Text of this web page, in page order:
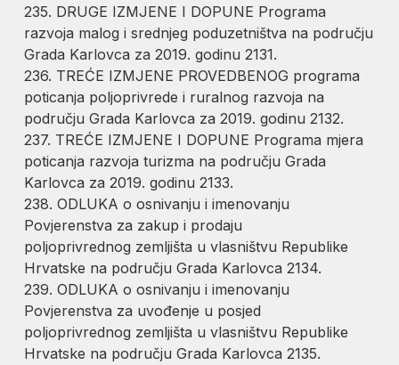
235. DRUGE IZMJENE I DOPUNE Programa
razvoja malog i srednjeg poduzetništva na području
Grada Karlovca za 2019. godinu 2131.
236. TREĆE IZMJENE PROVEDBENOG programa
poticanja poljoprivrede i ruralnog razvoja na
području Grada Karlovca za 2019. godinu 2132.
237. TREĆE IZMJENE I DOPUNE Programa mjera
poticanja razvoja turizma na području Grada
Karlovca za 2019. godinu 2133.
238. ODLUKA o osnivanju i imenovanju
Povjerenstva za zakup i prodaju
poljoprivrednog zemljišta u vlasništvu Republike
Hrvatske na području Grada Karlovca 2134.
239. ODLUKA o osnivanju i imenovanju
Povjerenstva za uvođenje u posjed
poljoprivrednog zemljišta u vlasništvu Republike
Hrvatske na području Grada Karlovca 2135.